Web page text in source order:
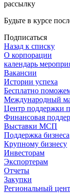
рассылку
Будьте в курсе
Подписаться
Назад к списку
О корпорации
календарь
Вакансии
Истории успеха
Бесплатно
Международный
Центр поддержки
Финансовая
Выставки МСП
Поддержка бизнеса
Крупному бизнесу
Инвесторам
Экспортерам
Отчеты
Закупки
Региональный